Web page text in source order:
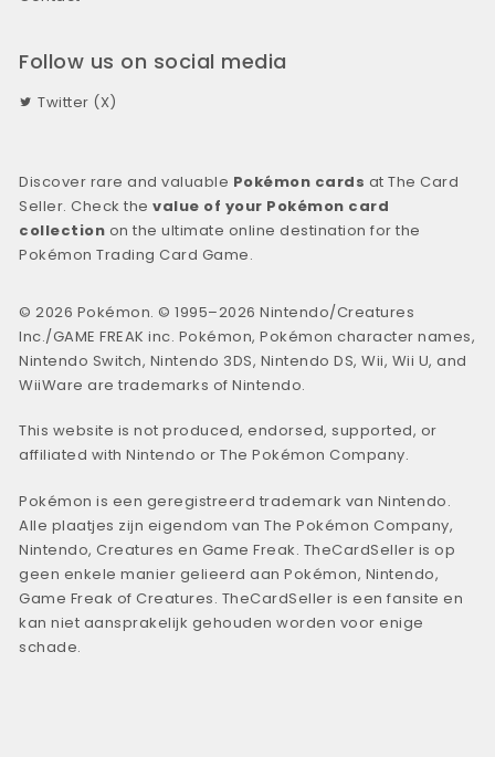
Follow us on social media
Twitter (X)
Discover rare and valuable Pokémon cards at The Card
Seller. Check thevalue of your Pokémon card
collection on the ultimate online destination for the
Pokémon Trading Card Game.
© 2026 Pokémon. © 1995–2026 Nintendo/Creatures
Inc./GAME FREAK inc. Pokémon, Pokémon character names,
Nintendo Switch, Nintendo 3DS, Nintendo DS, Wii, Wii U, and
WiiWare are trademarks of Nintendo.
This website is not produced, endorsed, supported, or
affiliated with Nintendo or The Pokémon Company.
Pokémon is een geregistreerd trademark van Nintendo.
Alle plaatjes zijn eigendom van The Pokémon Company,
Nintendo, Creatures en Game Freak. TheCardSeller is op
geen enkele manier gelieerd aan Pokémon, Nintendo,
Game Freak of Creatures. TheCardSeller is een fansite en
kan niet aansprakelijk gehouden worden voor enige
schade.